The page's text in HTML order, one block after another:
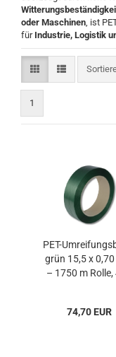
oder Maschinen, ist
für Industrie, Logistik
1
PET-
grün 15,5 x
– 1750 m Rolle,
74,70 EUR